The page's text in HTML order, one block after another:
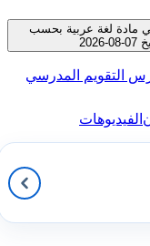
لغة عربية بحسب
التقويم المدرسي